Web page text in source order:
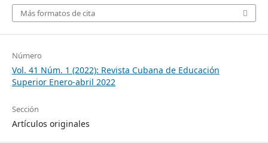
Más formatos de cita
Número
Vol. 41 Núm. 1 (2022): Revista Cubana de Educación
Superior Enero-abril 2022
Sección
Artículos originales